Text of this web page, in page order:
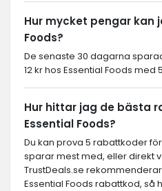
Hur mycket pengar kan
Foods?
De senaste 30 dagarna
12 kr hos Essential Foods med
Hur hittar jag de bästa
Essential Foods?
Du kan prova 5 rabattkoder
sparar mest med, eller direkt
TrustDeals.se
Essential Foods rabattkod, så